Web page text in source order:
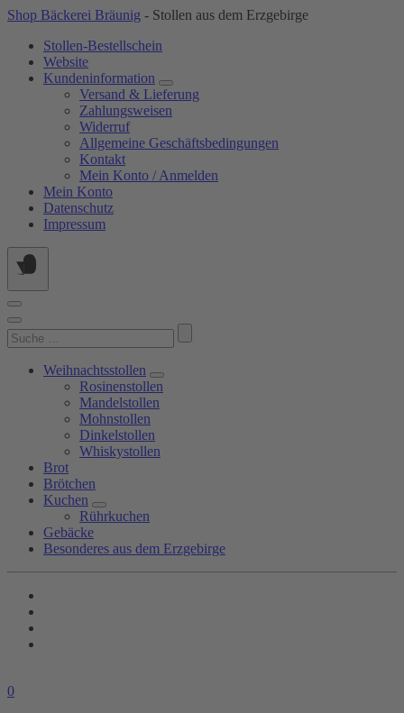
Springe
Inhalt
Shop Bäckerei Bräunig - Stollen aus dem Erzgebirge
Stollen-Bestellschein
Website
Kundeninformation
Versand & Lieferung
Zahlungsweisen
Widerruf
Allgemeine Geschäftsbedingungen
Kontakt
Mein Konto / Anmelden
Mein Konto
Datenschutz
Impressum
Suchen
nach:
Weihnachtsstollen
Rosinenstollen
Mandelstollen
Mohnstollen
Dinkelstollen
Whiskystollen
Brot
Brötchen
Kuchen
Rührkuchen
Gebäcke
Besonderes aus dem Erzgebirge
0